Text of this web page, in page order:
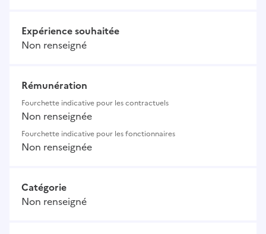
Expérience souhaitée
Non renseigné
Rémunération
Fourchette indicative pour les contractuels
Non renseignée
Fourchette indicative pour les fonctionnaires
Non renseignée
Catégorie
Non renseigné